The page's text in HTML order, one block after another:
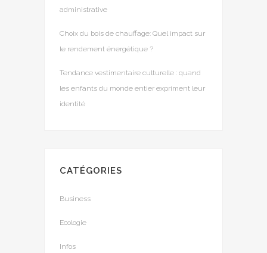
administrative
Choix du bois de chauffage: Quel impact sur
le rendement énergétique ?
Tendance vestimentaire culturelle : quand
les enfants du monde entier expriment leur
identité
CATÉGORIES
Business
Ecologie
Infos